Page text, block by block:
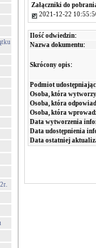
Załączniki do
2021-12-22
Ilość odwiedzin:
Nazwa dokumentu:
Skrócony opis:
Podmiot
Osoba, która
Osoba, która
Osoba, która
Data wytworzenia
Data udostępnienia
Data ostatniej